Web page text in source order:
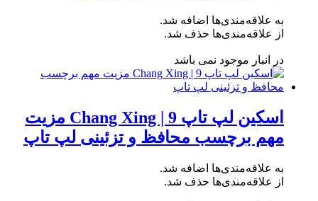
به علاقه‌مندی‌ها اضافه شد.
از علاقه‌مندی‌ها حذف شد.
در انبار موجود نمی باشد
اسکین لپ تاپ Chang Xing | 9 مزیت
مهم برچسب محافظ و تزئینی لپ تاپ
به علاقه‌مندی‌ها اضافه شد.
از علاقه‌مندی‌ها حذف شد.